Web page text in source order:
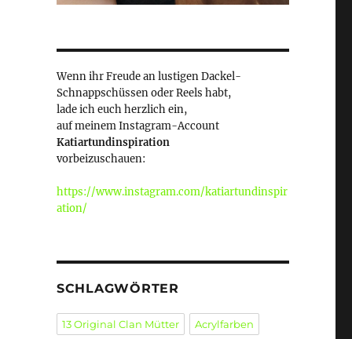
Wenn ihr Freude an lustigen Dackel-
Schnappschüssen oder Reels habt,
lade ich euch herzlich ein,
auf meinem Instagram-Account
Katiartundinspiration
vorbeizuschauen:
https://www.instagram.com/katiartundinspir
ation/
SCHLAGWÖRTER
13 Original Clan Mütter Acrylfarben